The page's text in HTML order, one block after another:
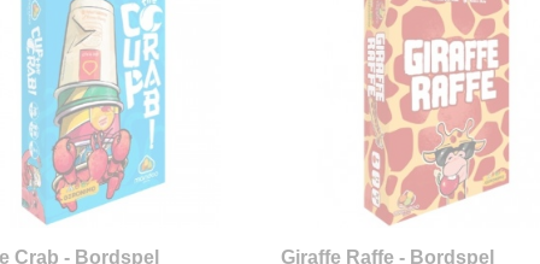
Crab - Bordspel Giraffe Raffe - Bordspel